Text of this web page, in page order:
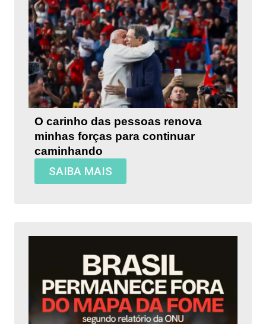
O carinho das pessoas renova
minhas forças para continuar
caminhando
SAIBA MAIS